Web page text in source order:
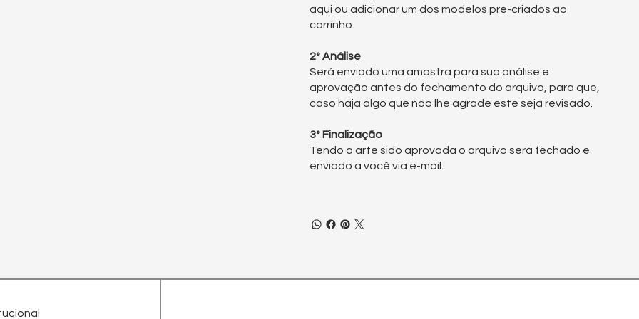
aqui ou adicionar um dosmodelos pré-criados ao
carrinho.
2° Análise
Será enviado uma amostra para sua análise e
aprovação antes do fechamento do arquivo, para que,
caso haja algo que não lhe agrade este seja revisado.
3° Finalização
Tendo a arte sido aprovada o arquivo será fechado e
enviado a você via e-mail.